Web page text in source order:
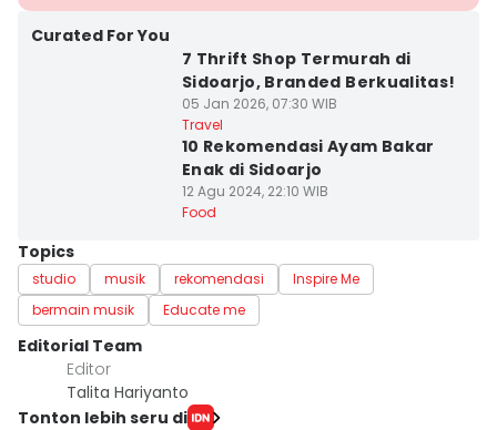
Curated For You
7 Thrift Shop Termurah di
Sidoarjo, Branded Berkualitas!
05 Jan 2026, 07:30 WIB
Travel
10 Rekomendasi Ayam Bakar
Enak di Sidoarjo
12 Agu 2024, 22:10 WIB
Food
Topics
studio musik rekomendasi
Inspire Me
bermain musik
Educate me
Editorial Team
Editor
Talita Hariyanto
Tonton lebih seru di